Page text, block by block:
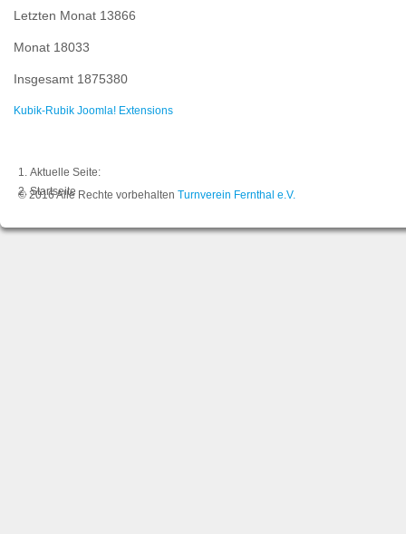
Letzten Monat 13866
Monat 18033
Insgesamt 1875380
Kubik-Rubik Joomla! Extensions
Aktuelle Seite:
Startseite
© 2016 Alle Rechte vorbehalten Turnverein Fernthal e.V.